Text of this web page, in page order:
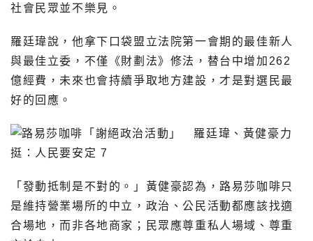
社會民眾並不樂見。
羅廷瑋說，他拿下口袋盟立法院第一會期的最佳新人
與最佳立委，不僅《財劃法》修法，替台中增加262
億經費，未來也會持續爭取地方建設，才是對選民最
好的回應。
「發動抵制是不對的。」黃健豪認為，路易莎咖啡只
是維持營業場所的中立，政治、公民活動都應該找適
合場地，而非各地商家；民眾應尊重私人場域、尊重